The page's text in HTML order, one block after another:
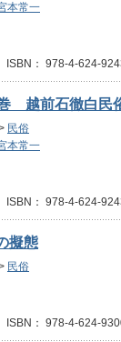
本常一
： 978-4-624-
越前石徹白民
民俗
本常一
： 978-4-624-
擬態
民俗
： 978-4-624-